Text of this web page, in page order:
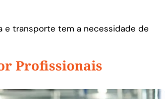
e transporte tem a necessidade de
Profissionais